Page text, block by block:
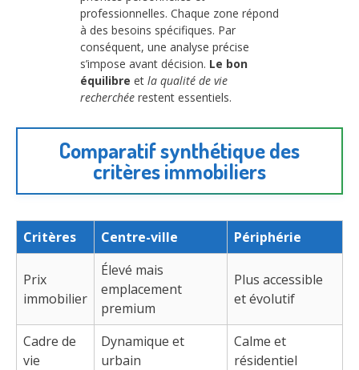
professionnelles. Chaque zone répond
à des besoins spécifiques. Par
conséquent, une analyse précise
s’impose avant décision. Le bon
équilibre et la qualité de vie
recherchée restent essentiels.
Comparatif synthétique des
critères immobiliers
Critères Centre-ville Périphérie
Prix
immobilier
Élevé mais
emplacement
premium
Plus accessible
et évolutif
Cadre de
vie
Dynamique et
urbain
Calme et
résidentiel